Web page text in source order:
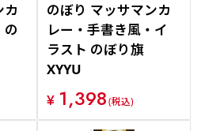
カ
の
のぼり マッサマンカ
レー・手書き風・イ
ラスト のぼり旗
XYYU
¥ 1,398(税込)